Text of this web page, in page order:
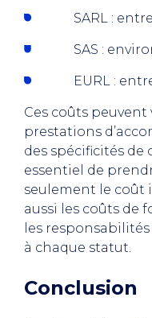
SARL :
SAS :
EURL :
Ces coûts
prestations
des spécificités de
essentiel de
seulement le coût
aussi les coûts de
les
à chaque statut.
Conclusion